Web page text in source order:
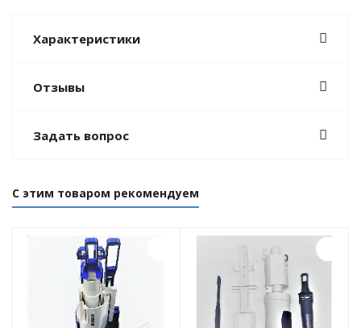
Характеристики
Отзывы
Задать вопрос
С этим товаром рекомендуем